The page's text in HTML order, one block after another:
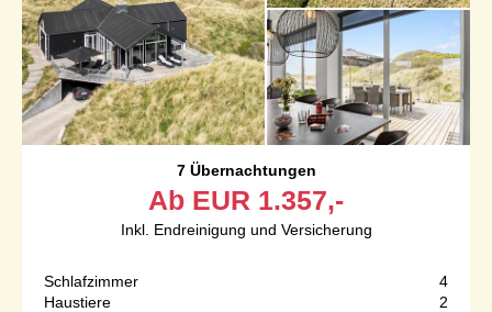
7 Übernachtungen
Ab EUR 1.357,-
Inkl. Endreinigung und Versicherung
Schlafzimmer
4
Haustiere
2